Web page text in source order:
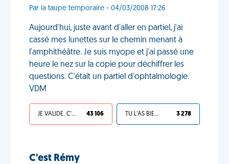
Par la taupe temporaire - 04/03/2008 17:26
Aujourd'hui, juste avant d'aller en partiel, j'ai
cassé mes lunettes sur le chemin menant à
l'amphithéâtre. Je suis myope et j'ai passé une
heure le nez sur la copie pour déchiffrer les
questions. C'était un partiel d'ophtalmologie.
VDM
JE VALIDE, C'EST UNE VDM 43 106 TU L'AS BIEN MÉRITÉ 3 278
C'est Rémy